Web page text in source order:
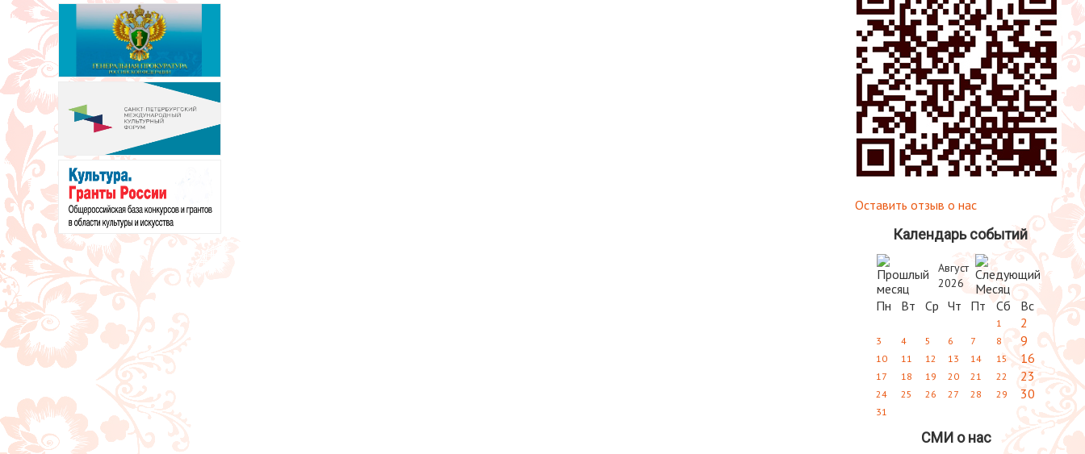
Оставить отзыв о нас
Календарь событий
Август
2026
Пн Вт Ср Чт Пт Сб Вс
1 2
3 4 5 6 7 8 9
10 11 12 13 14 15 16
17 18 19 20 21 22 23
24 25 26 27 28 29 30
31
СМИ о нас